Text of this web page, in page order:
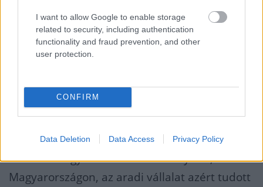
I want to allow Google to enable storage
related to security, including authentication
functionality and fraud prevention, and other
user protection.
CONFIRM
Data Deletion Data Access Privacy Policy
De a magyarok sem
maradhatnak ki a sorból: míg korábban a
románok jöttek Magyarországra dolgozni,
példa. Az autókábeleket gyártó
Kromberg&Schubert nadabi üzemében
csúscsszezonban magyarországi
idénymunkások dolgoztak, mintegy hatvanan.
Bár bérük egyharmaddal alacsonyabb, mint
Magyarországon, az aradi vállalat azért tudott